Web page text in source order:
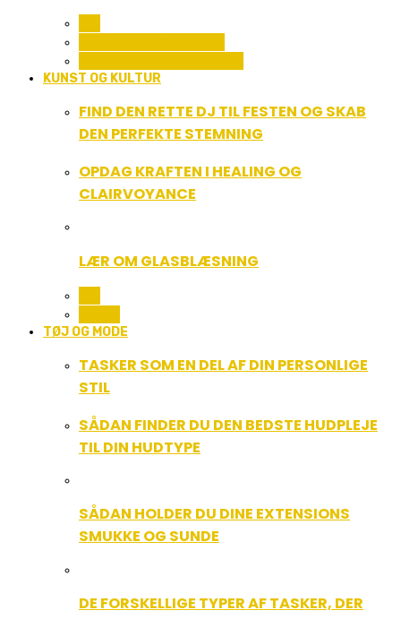
KUNST OG KULTUR
FIND DEN RETTE DJ TIL FESTEN OG SKAB
DEN PERFEKTE STEMNING
OPDAG KRAFTEN I HEALING OG
CLAIRVOYANCE
LÆR OM GLASBLÆSNING
TØJ OG MODE
TASKER SOM EN DEL AF DIN PERSONLIGE
STIL
SÅDAN FINDER DU DEN BEDSTE HUDPLEJE
TIL DIN HUDTYPE
SÅDAN HOLDER DU DINE EXTENSIONS
SMUKKE OG SUNDE
DE FORSKELLIGE TYPER AF TASKER, DER